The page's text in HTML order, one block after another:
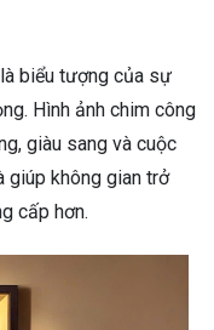
biểu tượng của sự
Hình ảnh chim công
giàu sang và cuộc
giúp không gian trở
cấp hơn.